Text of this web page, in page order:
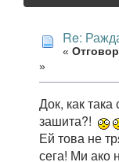
Re:
«
»
Док, как
зашита?!
Ей това не
сега! Ми ако